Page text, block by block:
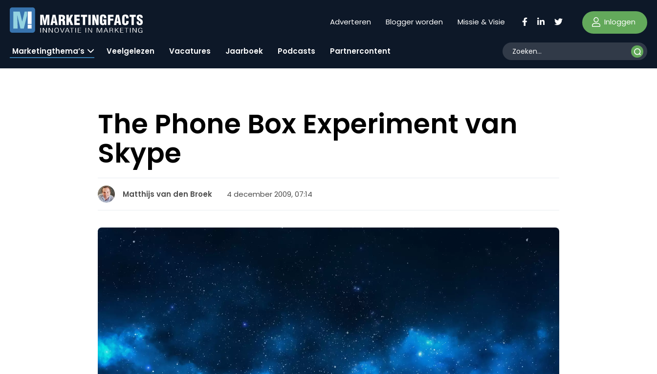
Adverteren Blogger worden Missie & Visie Inloggen
Marketingthema’s Veelgelezen Vacatures Jaarboek Podcasts Partnercontent
The Phone Box Experiment van
Skype
Matthijs van den Broek 4 december 2009, 07:14